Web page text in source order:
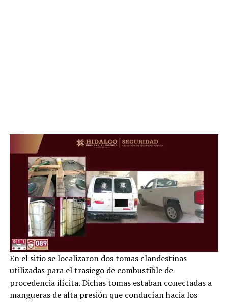
En el sitio se localizaron dos tomas clandestinas
utilizadas para el trasiego de combustible de
procedencia ilícita. Dichas tomas estaban conectadas a
mangueras de alta presión que conducían hacia los